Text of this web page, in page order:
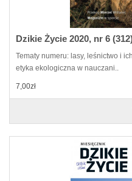
Dzikie Życie 2020, nr 6
Tematy numeru: lasy, leśnictwo i
etyka ekologiczna w nauczani..
7,00zł